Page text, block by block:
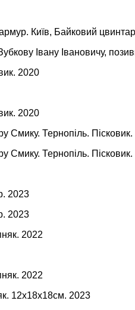
Київ, Байковий
Івану Івановичу,
2020
2020
Смику. Тернопіль.
Смику. Тернопіль.
2023
2023
2022
2022
12х18х18см. 2023